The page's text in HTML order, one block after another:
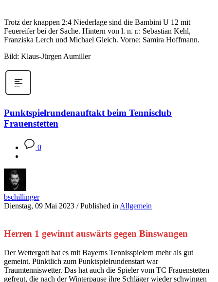
Trotz der knappen 2:4 Niederlage sind die Bambini U 12 mit
Feuereifer bei der Sache. Hintern von l. n. r.: Sebastian Kehl,
Franziska Lerch und Michael Gleich. Vorne: Samira Hoffmann.
Bild: Klaus-Jürgen Aumiller
Punktspielrundenauftakt beim Tennisclub
Frauenstetten
0
bschillinger
Dienstag, 09 Mai 2023 / Published inAllgemein
Herren 1 gewinnt auswärts gegen Binswangen
Der Wettergott hat es mit Bayerns Tennisspielern mehr als gut
gemeint. Pünktlich zum Punktspielrundenstart war
Traumtenniswetter. Das hat auch die Spieler vom TC Frauenstetten
gefreut, die nach der Winterpause ihre Schläger wieder schwingen